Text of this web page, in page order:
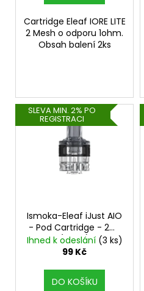
Cartridge Eleaf IORE LITE
2 Mesh o odporu 1ohm.
Obsah balení 2ks
SLEVA MIN. 2% PO
REGISTRACI
Ismoka-Eleaf iJust AIO
- Pod Cartridge - 2ml
(Black)
Ihned k odeslání (3 ks)
99 Kč
DO KOŠÍKU